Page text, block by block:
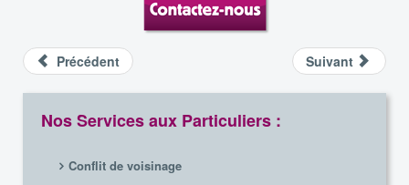
Précédent Suivant
Nos Services aux Particuliers :
Conflit de voisinage